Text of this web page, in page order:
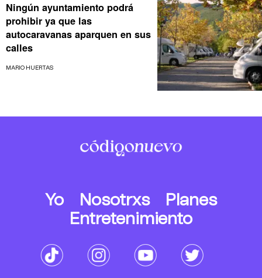
Ningún ayuntamiento podrá
prohibir ya que las
autocaravanas aparquen en sus
calles
MARIO HUERTAS
Yo Nosotrxs
Planes
Entretenimiento